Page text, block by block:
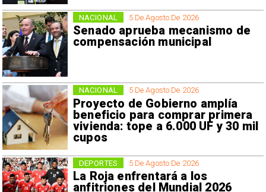
5 De Agosto De 2026
Senado aprueba mecanismo de
compensación municipal
NACIONAL
5 De Agosto De 2026
Proyecto de Gobierno amplía
beneficio para comprar primera
vivienda: tope a 6.000 UF y 30 mil
cupos
NACIONAL
5 De Agosto De 2026
La Roja enfrentará a los
anfitriones del Mundial 2026
DEPORTES